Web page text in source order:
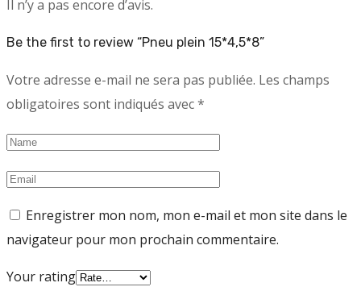
Il n’y a pas encore d’avis.
Be the first to review “Pneu plein 15*4,5*8”
Votre adresse e-mail ne sera pas publiée. Les champs
obligatoires sont indiqués avec*
Enregistrer mon nom, mon e-mail et mon site dans le
navigateur pour mon prochain commentaire.
Your rating